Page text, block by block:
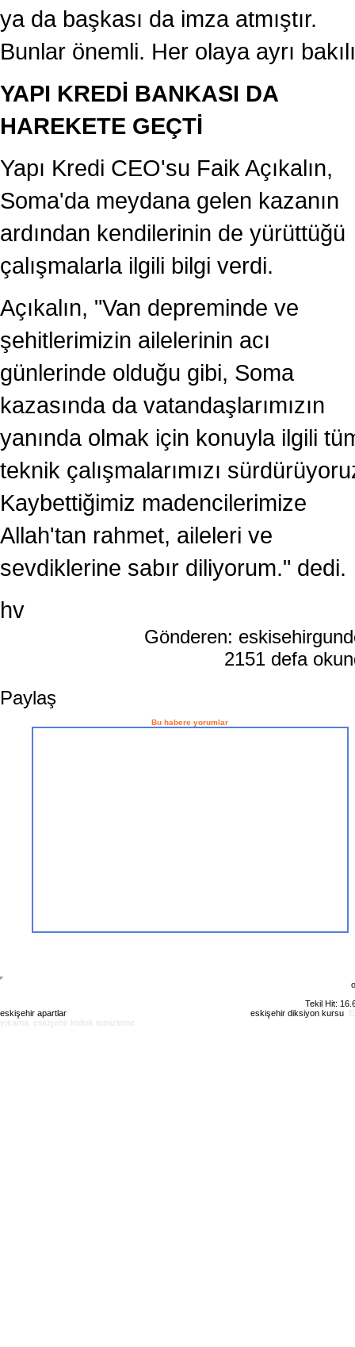
ya da başkası da imza atmıştır.
Bunlar önemli. Her olaya ayrı
YAPI KREDİ BANKASI DA
HAREKETE GEÇTİ
Yapı Kredi CEO'su Faik Açıkalın,
Soma'da meydana gelen kazanın
ardından kendilerinin de yürüttüğü
çalışmalarla ilgili bilgi verdi.
Açıkalın, "Van depreminde ve
şehitlerimizin ailelerinin acı
günlerinde olduğu gibi, Soma
kazasında da vatandaşlarımızın
yanında olmak için konuyla ilgili
teknik çalışmalarımızı
Kaybettiğimiz madencilerimize
Allah'tan rahmet, aileleri ve
sevdiklerine sabır diliyorum." dedi.
hv
Gönderen:
2151 defa
Paylaş
Bu habere yorumlar
Tekil Hit:
eskişehir apartlar
eskişehir diksiyon kursu
yıkama
eskişehir koltuk temizleme